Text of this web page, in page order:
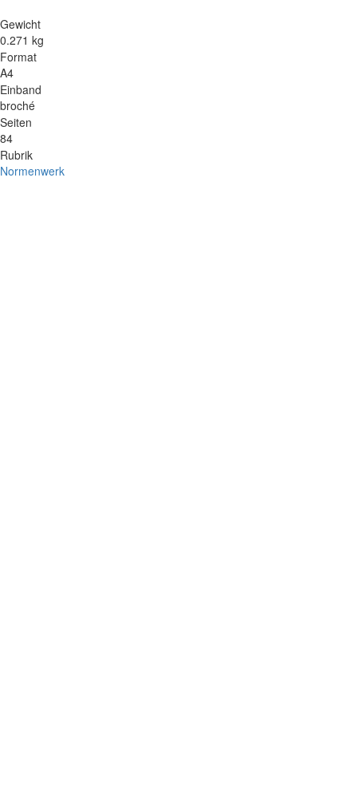
Gewicht
0.271 kg
Format
A4
Einband
broché
Seiten
84
Rubrik
Normenwerk